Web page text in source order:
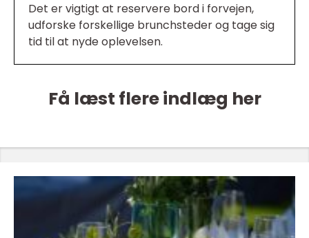
Det er vigtigt at reservere bord i forvejen,
udforske forskellige brunchsteder og tage sig
tid til at nyde oplevelsen.
Få læst flere indlæg her